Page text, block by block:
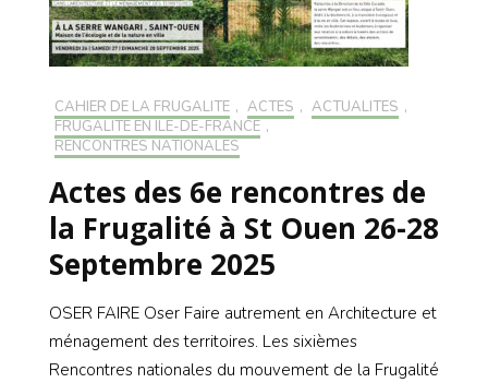
CAHIER DE LA FRUGALITÉ , ACTES , ACTUALITÉS ,
FRUGALITÉ EN ILE-DE-FRANCE ,
RENCONTRES NATIONALES
Actes des 6e rencontres de
la Frugalité à St Ouen 26-28
Septembre 2025
OSER FAIRE Oser Faire autrement en Architecture et
ménagement des territoires. Les sixièmes
Rencontres nationales du mouvement de la Frugalité